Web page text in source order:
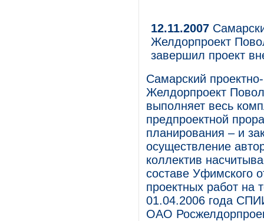
12.11.2007
Желдорпроект
завершил проект
Самарский
Желдорпроект
выполняет весь
предпроектной
планирования – и
осуществление
коллектив
составе Уфимского
проектных работ на
01.04.2006 года
ОАО